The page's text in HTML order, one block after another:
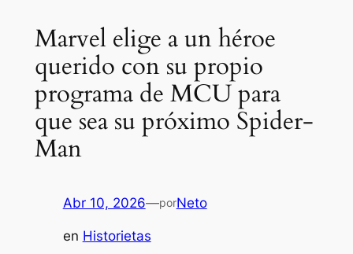
Marvel elige a un héroe
querido con su propio
programa de MCU para
que sea su próximo Spider-
Man
Abr 10, 2026—porNeto
en Historietas